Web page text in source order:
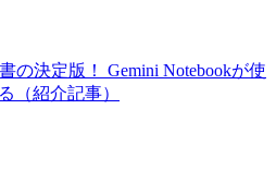
の決定版！ Gemini Notebookが使
（紹介記事）